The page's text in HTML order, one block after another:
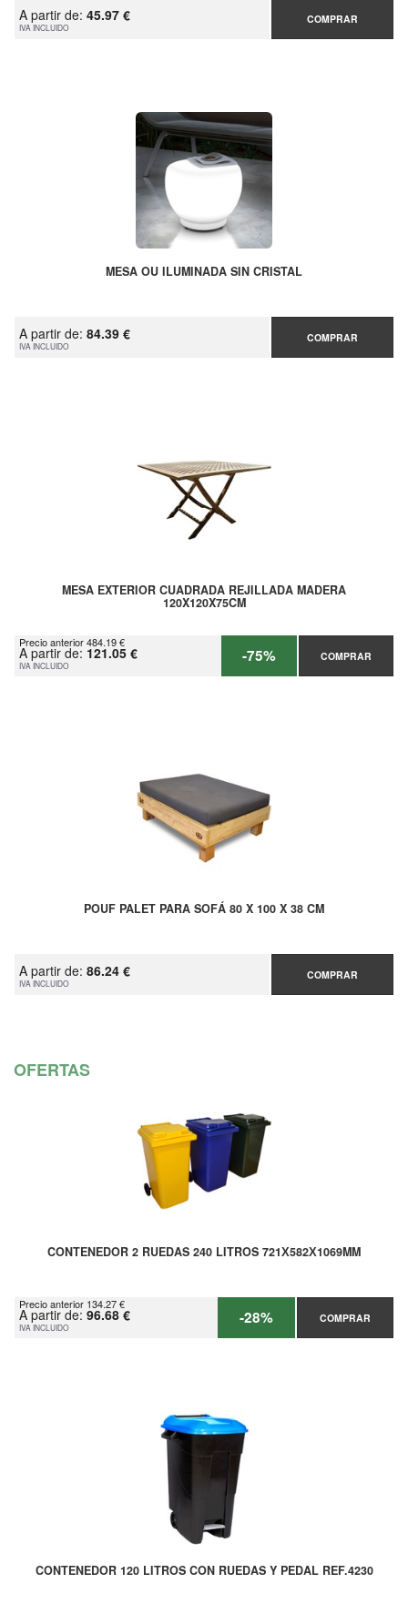
A partir de: 45.97 €
IVA INCLUIDO
COMPRAR
MESA OU ILUMINADA SIN CRISTAL
A partir de: 84.39 €
IVA INCLUIDO
COMPRAR
MESA EXTERIOR CUADRADA REJILLADA MADERA
120X120X75CM
Precio anterior 484.19 €
A partir de: 121.05 €
IVA INCLUIDO -75% COMPRAR
POUF PALET PARA SOFÁ 80 X 100 X 38 CM
A partir de: 86.24 €
IVA INCLUIDO
COMPRAR
OFERTAS
CONTENEDOR 2 RUEDAS 240 LITROS 721Х582Х1069MM
Precio anterior 134.27 €
A partir de: 96.68 €
IVA INCLUIDO -28% COMPRAR
CONTENEDOR 120 LITROS CON RUEDAS Y PEDAL REF.4230